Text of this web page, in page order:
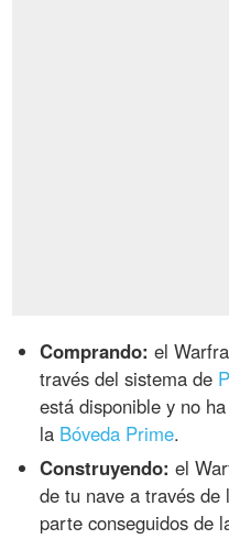
Comprando: el
través del sistema de
está disponible y no
la Bóveda Prime.
Construyendo: el
de tu nave a través de
parte conseguidos de